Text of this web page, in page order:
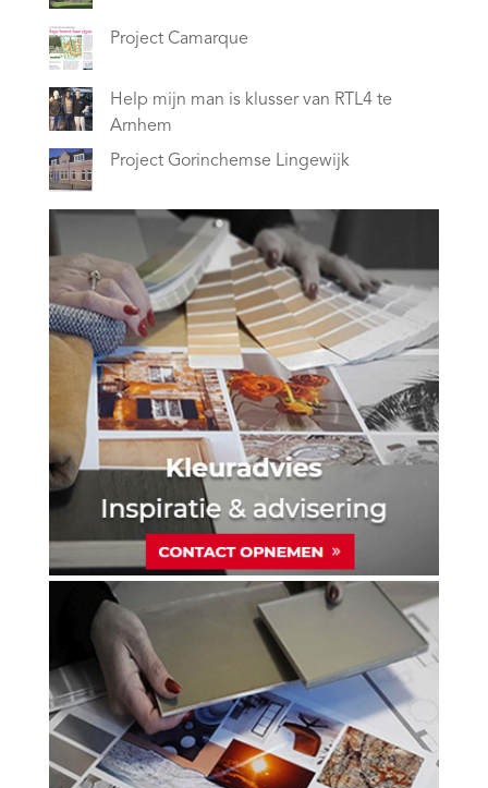
Project Camarque
Help mijn man is klusser van RTL4 te
Arnhem
Project Gorinchemse Lingewijk